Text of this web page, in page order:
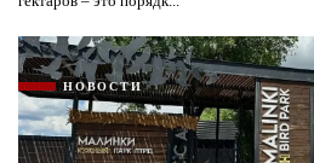
НОВОСТИ